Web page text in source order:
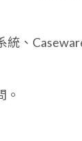
統、
。